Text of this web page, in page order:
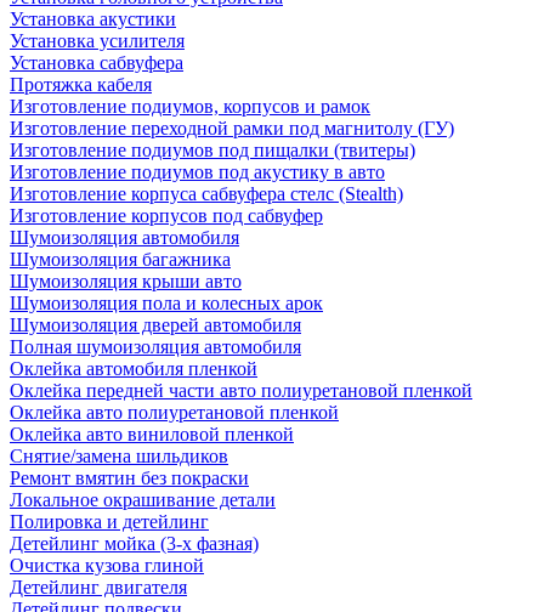
Установка акустики
Установка усилителя
Установка сабвуфера
Протяжка кабеля
Изготовление подиумов, корпусов и рамок
Изготовление переходной рамки под магнитолу (ГУ)
Изготовление подиумов под пищалки (твитеры)
Изготовление подиумов под акустику в авто
Изготовление корпуса сабвуфера стелс (Stealth)
Изготовление корпусов под сабвуфер
Шумоизоляция автомобиля
Шумоизоляция багажника
Шумоизоляция крыши авто
Шумоизоляция пола и колесных арок
Шумоизоляция дверей автомобиля
Полная шумоизоляция автомобиля
Оклейка автомобиля пленкой
Оклейка передней части авто полиуретановой пленкой
Оклейка авто полиуретановой пленкой
Оклейка авто виниловой пленкой
Снятие/замена шильдиков
Ремонт вмятин без покраски
Локальное окрашивание детали
Полировка и детейлинг
Детейлинг мойка (3-х фазная)
Очистка кузова глиной
Детейлинг двигателя